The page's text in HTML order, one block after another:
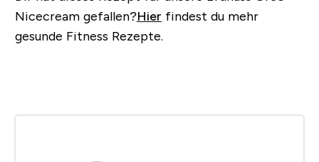
Nicecream gefallen?Hier findest du mehr
gesunde Fitness Rezepte.